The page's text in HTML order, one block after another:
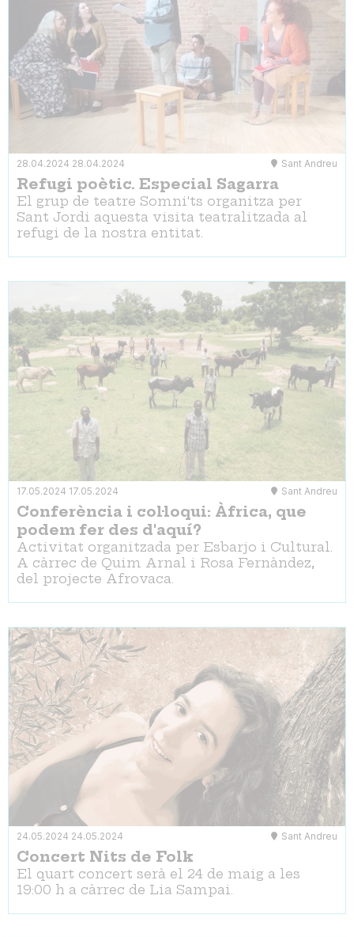
28.04.2024 28.04.2024 Sant Andreu
Refugi poètic. Especial Sagarra
El grup de teatre Somni'ts organitza per
Sant Jordi aquesta visita teatralitzada al
refugi de la nostra entitat.
17.05.2024 17.05.2024 Sant Andreu
Conferència i col·loqui: Àfrica, que
podem fer des d'aquí?
Activitat organitzada per Esbarjo i Cultural.
A càrrec de Quim Arnal i Rosa Fernàndez,
del projecte Afrovaca.
24.05.2024 24.05.2024 Sant Andreu
Concert Nits de Folk
El quart concert serà el 24 de maig a les
19:00 h a càrrec de Lia Sampai.